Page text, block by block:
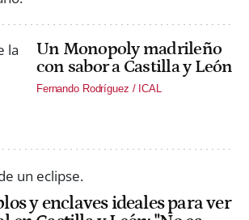
Un Monopoly madrileño
con sabor a Castilla y León
Fernando Rodríguez / ICAL
y enclaves ideales para ver